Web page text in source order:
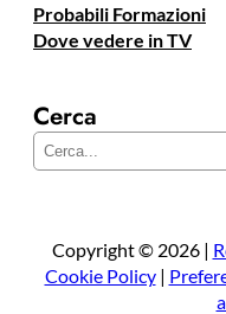
Probabili Formazioni
Dove vedere in TV
Cerca
Copyright © 2026 |
Cookie Policy|